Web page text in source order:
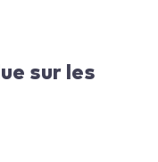
sur les